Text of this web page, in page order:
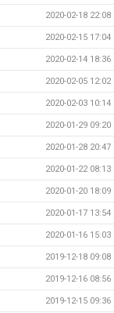
2020-02-18 22:08
2020-02-15 17:04
2020-02-14 18:36
2020-02-05 12:02
2020-02-03 10:14
2020-01-29 09:20
2020-01-28 20:47
2020-01-22 08:13
2020-01-20 18:09
2020-01-17 13:54
2020-01-16 15:03
2019-12-18 09:08
2019-12-16 08:56
2019-12-15 09:36